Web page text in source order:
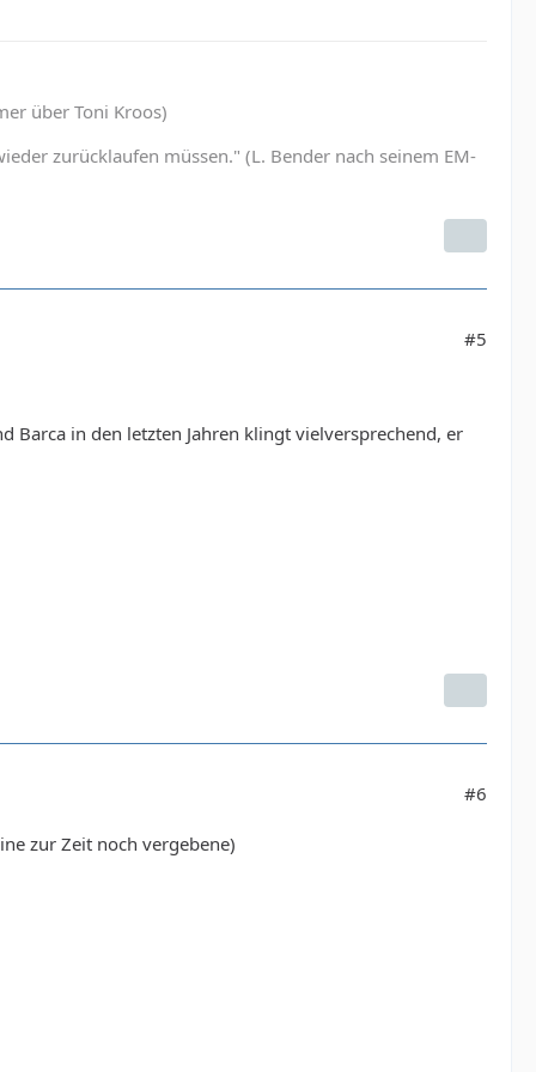
über Toni Kroos)
zurücklaufen müssen." (L. Bender nach seinem EM-
#5
in den letzten Jahren klingt vielversprechend, er
#6
zur Zeit noch vergebene)